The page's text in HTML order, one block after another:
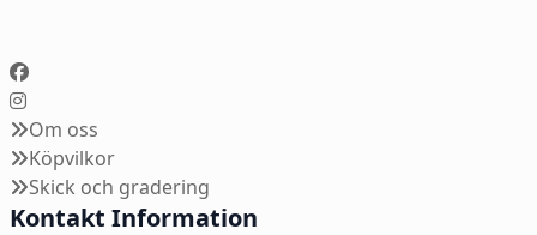
Om oss
Köpvilkor
Skick och gradering
Kontakt Information